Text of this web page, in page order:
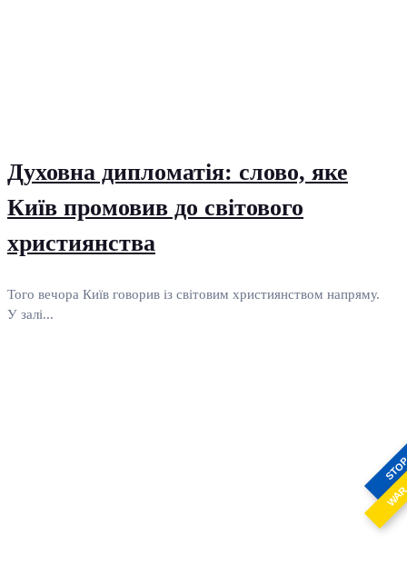
Духовна дипломатія: слово, яке
Київ промовив до світового
християнства
Того вечора Київ говорив із світовим християнством напряму.
У залі...